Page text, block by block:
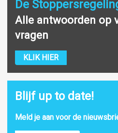
De
Alle antwoorden op
vragen
KLIK HIER
Blijf up to date!
Meld je aan voor de